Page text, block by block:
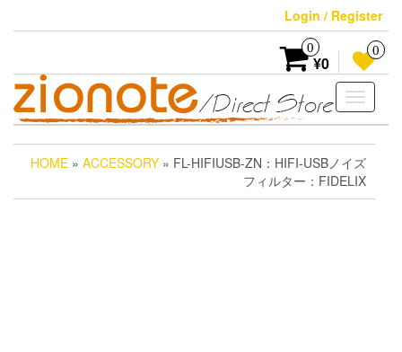
Login / Register
0
¥0
0
Toggle
HOME » ACCESSORY » FL-HIFIUSB-ZN：HIFI-USBノイズ
フィルター：FIDELIX